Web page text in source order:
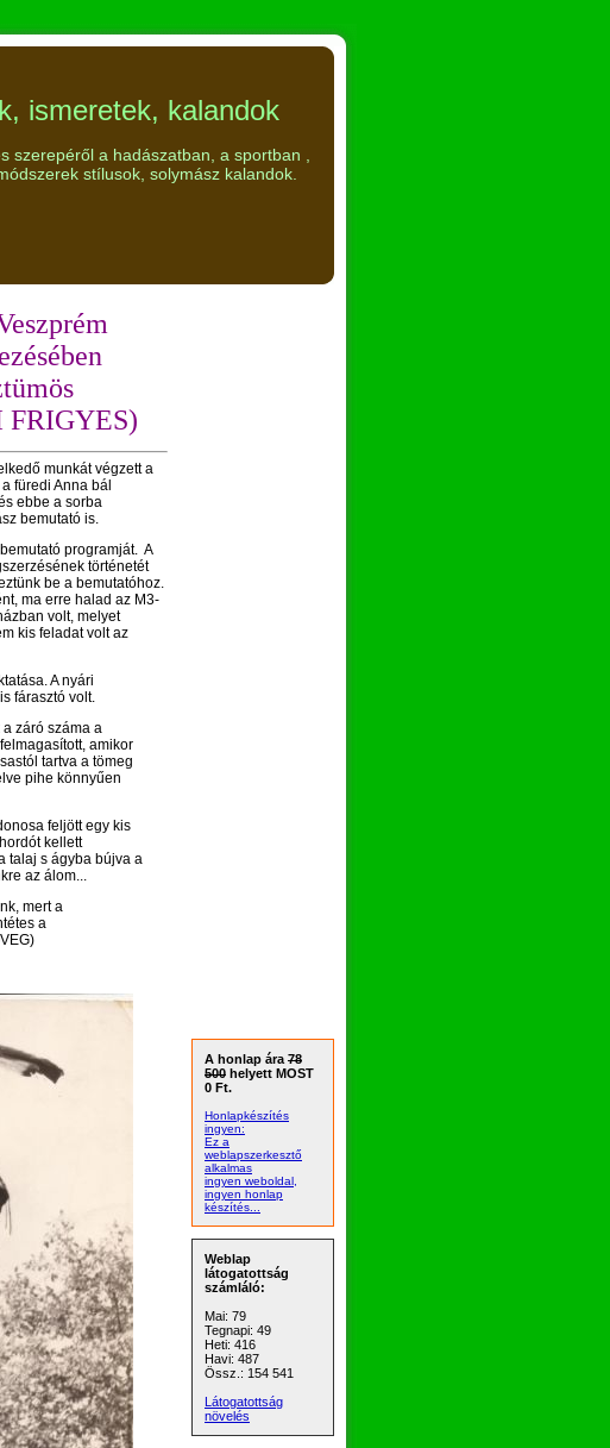
ismeretek, kalandok
a hadászatban, a sportban ,
stílusok, solymász kalandok.
ezésében
FRIGYES)
munkát végzett a
füredi Anna bál
ebbe a sorba
bemutató is.
programját. A
történetét
be a bemutatóhoz.
ma erre halad az M3-
volt, melyet
kis feladat volt az
A nyári
fárasztó volt.
záró száma a
amikor
tartva a tömeg
pihe könnyűen
feljött egy kis
kellett
talaj s ágyba bújva a
az álom...
mert a
a
A honlap ára 78
500 helyett MOST
0 Ft.
Honlapkészítés
ingyen:
Ez a
weblapszerkesztő
alkalmas
ingyen weboldal,
ingyen honlap
készítés...
Weblap
látogatottság
számláló:
Mai: 79
Tegnapi: 49
Heti: 416
Havi: 487
Össz.: 154 541
Látogatottság
növelés